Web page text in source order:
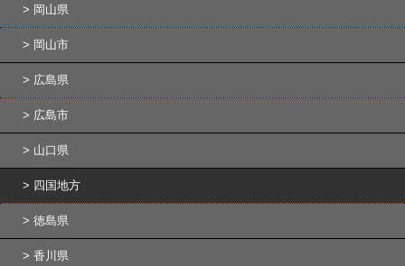
岡山県
岡山市
広島県
広島市
山口県
四国地方
徳島県
香川県